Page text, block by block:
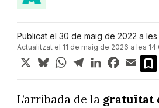
Publicat el 30 de maig de 2022 a
Actualitzat el 11 de maig de 2026 a les
X BlueskyWhatsApp
TelegramLinkedInFacebook
Email
L’arribada de la gratuïtat